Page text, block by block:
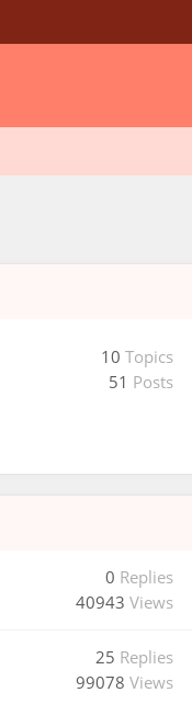
10 Topics
51 Posts
0 Replies
40943 Views
25 Replies
99078 Views